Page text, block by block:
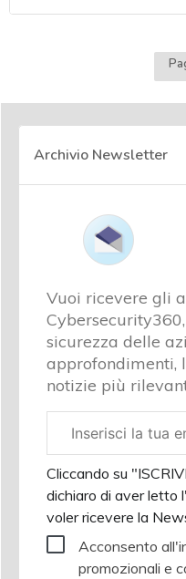
Archivio Newsletter
Vuoi ricevere gli
sicurezza delle
approfondimenti,
notizie più
aziendale
Cliccando su
dichiaro di aver letto l'
voler ricevere la
Acconsento
promozionali e